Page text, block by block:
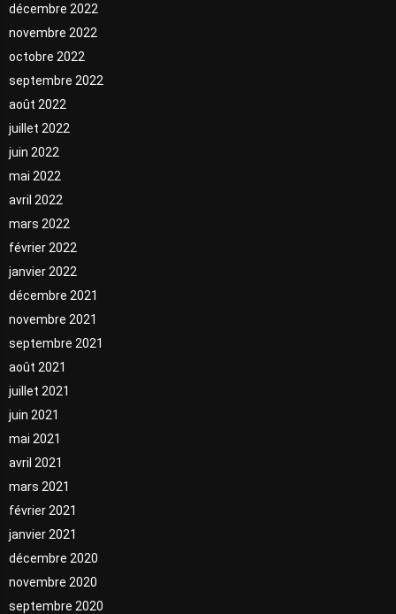
décembre 2022
novembre 2022
octobre 2022
septembre 2022
août 2022
juillet 2022
juin 2022
mai 2022
avril 2022
mars 2022
février 2022
janvier 2022
décembre 2021
novembre 2021
septembre 2021
août 2021
juillet 2021
juin 2021
mai 2021
avril 2021
mars 2021
février 2021
janvier 2021
décembre 2020
novembre 2020
septembre 2020